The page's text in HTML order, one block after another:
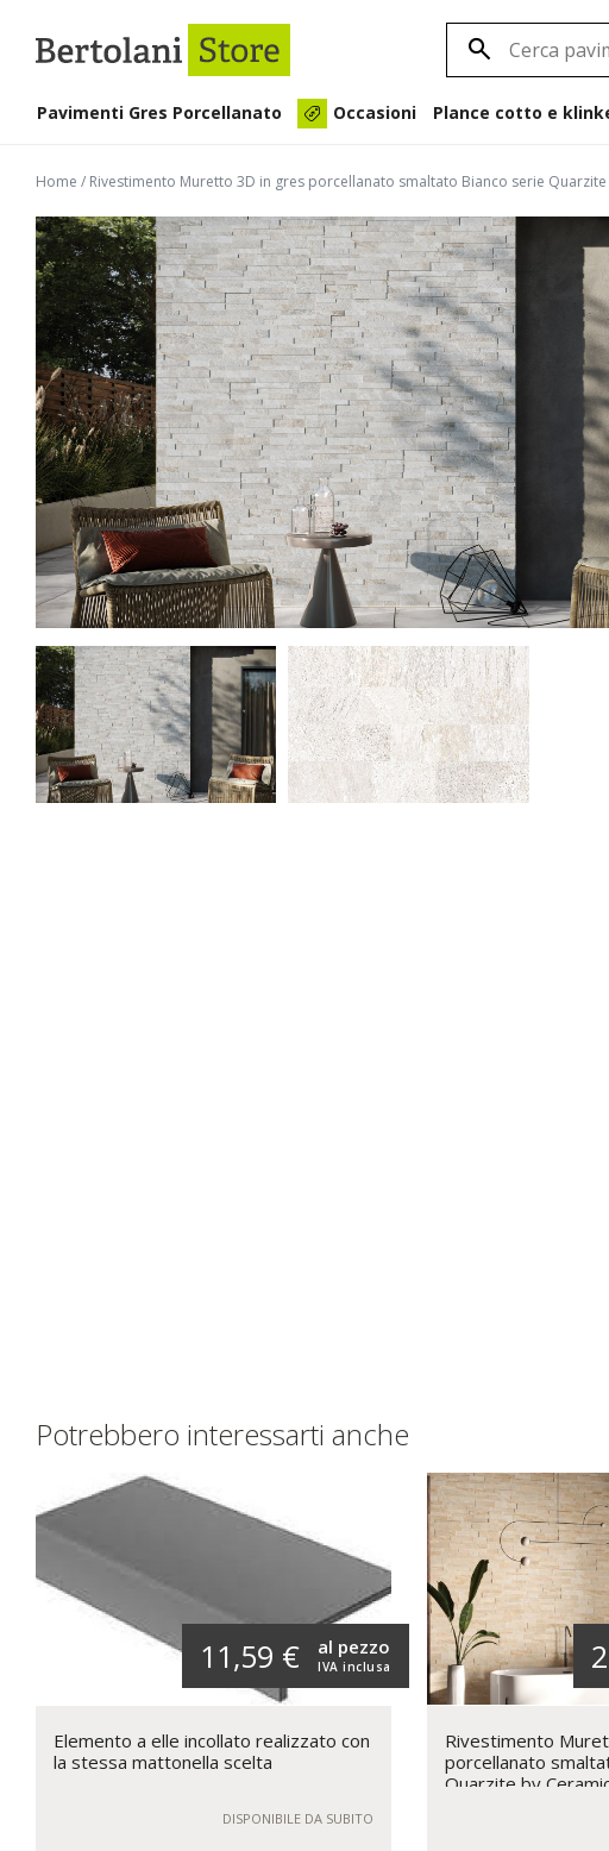
Pavimenti Gres Porcellanato Occasioni Plance cotto e
Home / Rivestimento Muretto 3D in gres porcellanato smaltato Bianco serie
Potrebbero interessarti anche
11,59 € IVA inclusa
al pezzo
Elemento a elle incollato realizzato con
la stessa mattonella scelta
DISPONIBILE DA SUBITO
Rivestimento
porcellanato
Quarzite by